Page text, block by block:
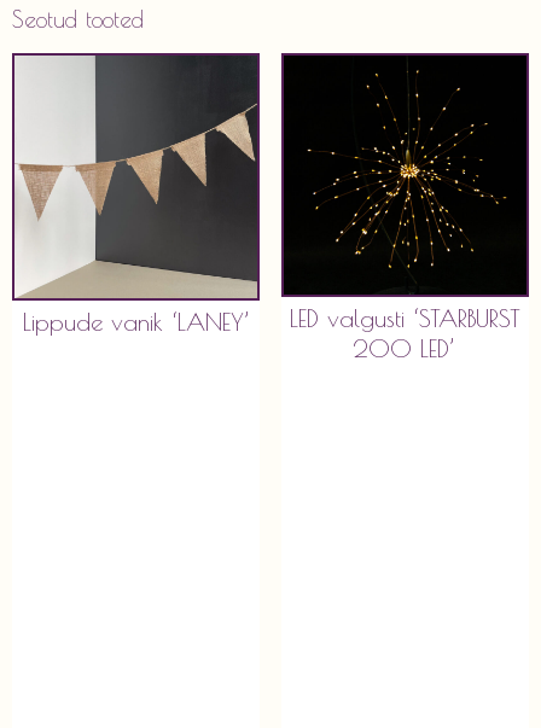
Seotud tooted
Lippude vanik ‘LANEY’
LED valgusti ‘STARBURST
200 LED’